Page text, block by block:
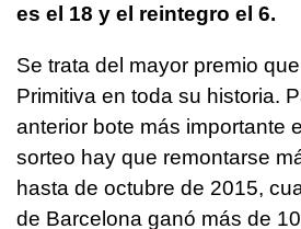
es el 18 y el reintegro el 6.
Se trata del mayor premio
Primitiva en toda su historia.
anterior bote más importante
sorteo hay que remontarse
hasta de octubre de 2015,
de Barcelona ganó más de